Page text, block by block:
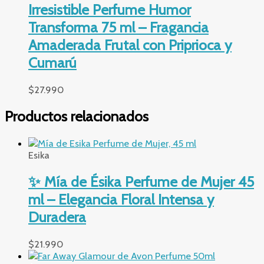
Irresistible Perfume Humor
Transforma 75 ml – Fragancia
Amaderada Frutal con Priprioca y
Cumarú
$27.990
Productos relacionados
Esika
✨ Mía de Ésika Perfume de Mujer 45
ml – Elegancia Floral Intensa y
Duradera
$21.990